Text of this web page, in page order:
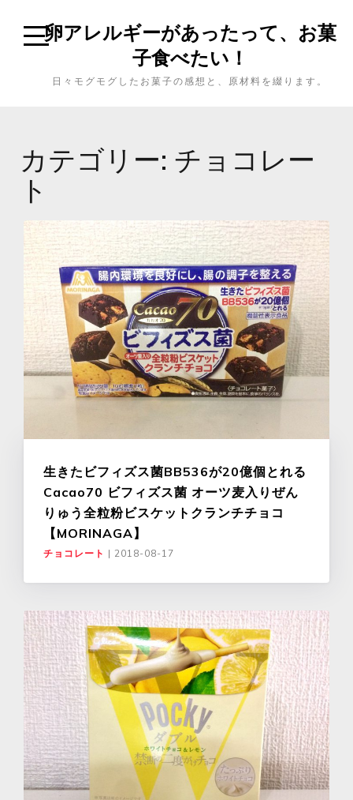
卵アレルギーがあったって、お菓
子食べたい！
日々モグモグしたお菓子の感想と、原材料を綴ります。
カテゴリー: チョコレー
ト
生きたビフィズス菌BB536が20億個とれる
Cacao70 ビフィズス菌 オーツ麦入りぜん
りゅう全粒粉ビスケットクランチチョコ
【MORINAGA】
チョコレート | 2018-08-17